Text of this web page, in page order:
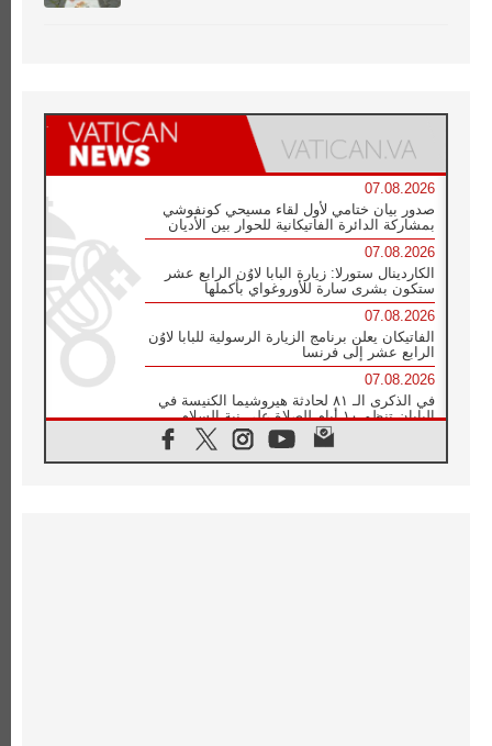
07.08.2026
صدور بيان ختامي لأول لقاء مسيحي كونفوشي
بمشاركة الدائرة الفاتيكانية للحوار بين الأديان
07.08.2026
الكاردينال ستورلا: زيارة البابا لاوُن الرابع عشر
ستكون بشرى سارة للأوروغواي بأكملها
07.08.2026
الفاتيكان يعلن برنامج الزيارة الرسولية للبابا لاوُن
الرابع عشر إلى فرنسا
07.08.2026
في الذكرى الـ ٨١ لحادثة هيروشيما الكنيسة في
اليابان تنظم ١٠ أيام للصلاة على نية السلام
الكنيسة في الأوروغواي: زيارة البابا ستعزز